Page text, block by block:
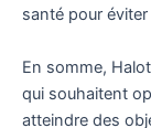
santé pour
En somme,
qui souhaitent
atteindre des